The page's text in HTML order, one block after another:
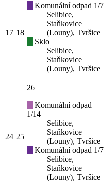
17 18
Komunální odpad 1/7
Selibice,
Staňkovice
(Louny), Tvršice
Sklo
Selibice,
Staňkovice
(Louny), Tvršice
24 25
26
Komunální odpad
1/14
Selibice,
Staňkovice
(Louny), Tvršice
Komunální odpad 1/7
Selibice,
Staňkovice
(Louny), Tvršice